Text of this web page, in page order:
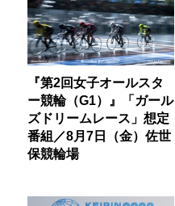
『第2回女子オールスタ
ー競輪（G1）』「ガール
ズドリームレース」想定
番組／8月7日（金）佐世
保競輪場